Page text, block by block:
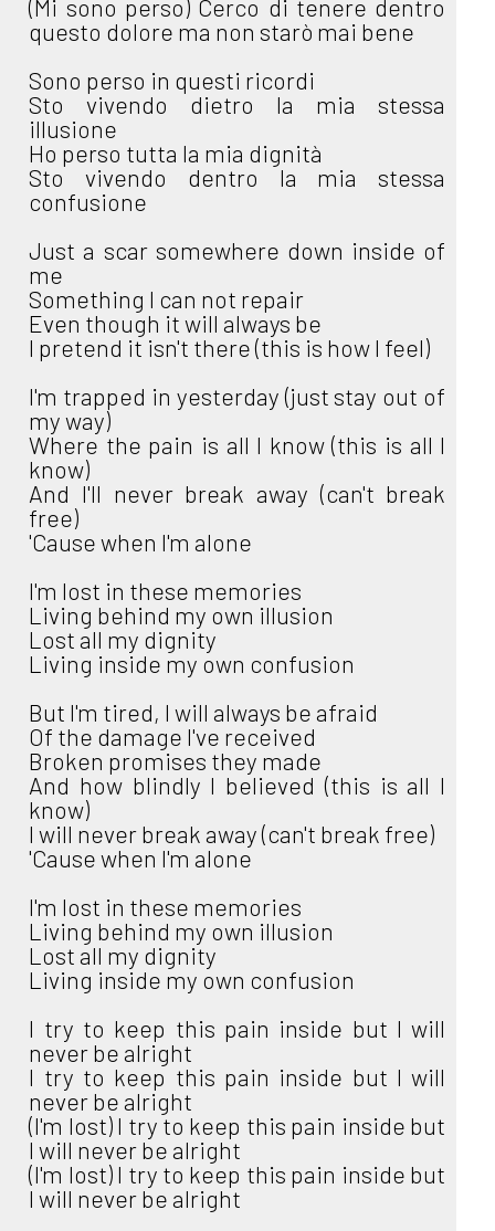
(Mi sono perso) Cerco di tenere dentro
questo dolore ma non starò mai bene
Sono perso in questi ricordi
Sto vivendo dietro la mia stessa
illusione
Ho perso tutta la mia dignità
Sto vivendo dentro la mia stessa
confusione
Just a scar somewhere down inside of
me
Something I can not repair
Even though it will always be
I pretend it isn't there (this is how I feel)
I'm trapped in yesterday (just stay out of
my way)
Where the pain is all I know (this is all I
know)
And I'll never break away (can't break
free)
'Cause when I'm alone
I'm lost in these memories
Living behind my own illusion
Lost all my dignity
Living inside my own confusion
But I'm tired, I will always be afraid
Of the damage I've received
Broken promises they made
And how blindly I believed (this is all I
know)
I will never break away (can't break free)
'Cause when I'm alone
I'm lost in these memories
Living behind my own illusion
Lost all my dignity
Living inside my own confusion
I try to keep this pain inside but I will
never be alright
I try to keep this pain inside but I will
never be alright
(I'm lost) I try to keep this pain inside but
I will never be alright
(I'm lost) I try to keep this pain inside but
I will never be alright